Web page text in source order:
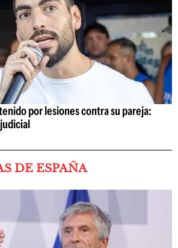
por lesiones contra su pareja:
DE ESPAÑA